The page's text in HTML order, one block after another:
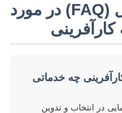
سوالات متداول (FAQ) در مورد
چه خدماتی
در انتخاب و تدوین